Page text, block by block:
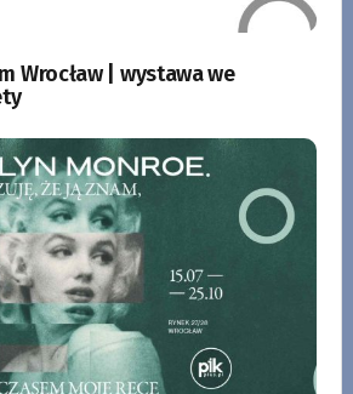
Wrocław | wystawa we